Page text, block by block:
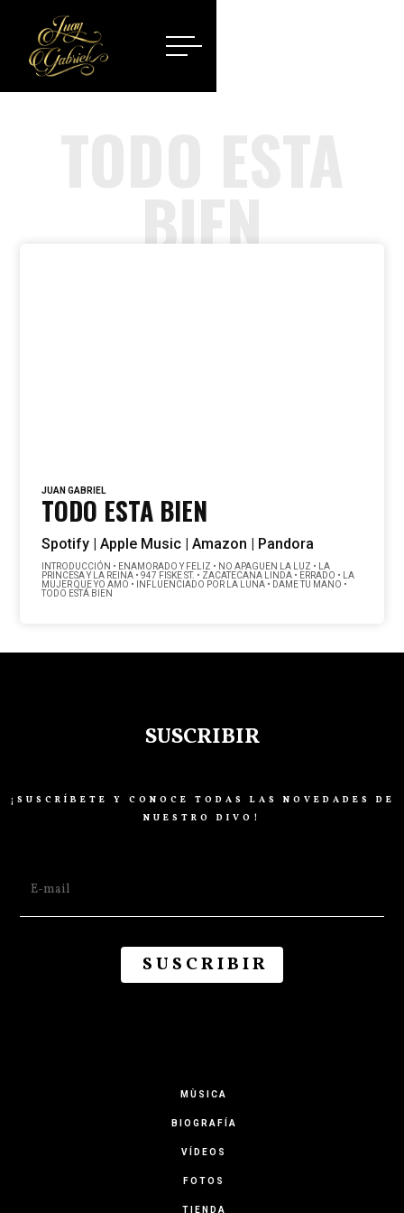
BIEN
JUAN GABRIEL
TODO ESTA BIEN
Spotify |Apple Music |Amazon | Pandora
INTRODUCCIÓN • ENAMORADO Y FELIZ • NO APAGUEN LA LUZ • LA
PRINCESA Y LA REINA • 947 FISKE ST. • ZACATECANA LINDA • ERRADO • LA
MUJER QUE YO AMO • INFLUENCIADO POR LA LUNA • DAME TU MANO •
TODO ESTÁ BIEN
SUSCRIBIR
¡SUSCRÍBETE Y CONOCE TODAS LAS NOVEDADES DE
NUESTRO DIVO!
MÙSICA
BIOGRAFÍA
VÍDEOS
FOTOS
TIENDA